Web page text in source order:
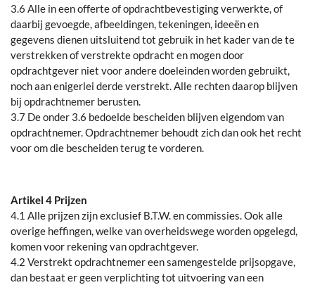
3.6 Alle in een offerte of opdrachtbevestiging verwerkte, of
daarbij gevoegde, afbeeldingen, tekeningen, ideeën en
gegevens dienen uitsluitend tot gebruik in het kader van de te
verstrekken of verstrekte opdracht en mogen door
opdrachtgever niet voor andere doeleinden worden gebruikt,
noch aan enigerlei derde verstrekt. Alle rechten daarop blijven
bij opdrachtnemer berusten.
3.7 De onder 3.6 bedoelde bescheiden blijven eigendom van
opdrachtnemer. Opdrachtnemer behoudt zich dan ook het recht
voor om die bescheiden terug te vorderen.
Artikel 4 Prijzen
4.1 Alle prijzen zijn exclusief B.T.W. en commissies. Ook alle
overige heffingen, welke van overheidswege worden opgelegd,
komen voor rekening van opdrachtgever.
4.2 Verstrekt opdrachtnemer een samengestelde prijsopgave,
dan bestaat er geen verplichting tot uitvoering van een